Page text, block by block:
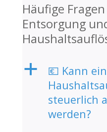
Häufige
Entsorgung
a
💶 Kann
steuerlich
werden?